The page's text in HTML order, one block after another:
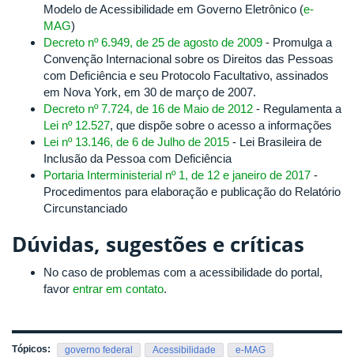
Modelo de Acessibilidade em Governo Eletrônico (e-
MAG)
Decreto nº 6.949, de 25 de agosto de 2009 - Promulga a
Convenção Internacional sobre os Direitos das Pessoas
com Deficiência e seu Protocolo Facultativo, assinados
em Nova York, em 30 de março de 2007.
Decreto nº 7.724, de 16 de Maio de 2012 - Regulamenta a
Lei nº 12.527, que dispõe sobre o acesso a informações
Lei nº 13.146, de 6 de Julho de 2015 - Lei Brasileira de
Inclusão da Pessoa com Deficiência
Portaria Interministerial nº 1, de 12 e janeiro de 2017 -
Procedimentos para elaboração e publicação do Relatório
Circunstanciado
Dúvidas, sugestões e críticas
No caso de problemas com a acessibilidade do portal,
favor entrar em contato.
Tópicos: governo federal Acessibilidade e-MAG